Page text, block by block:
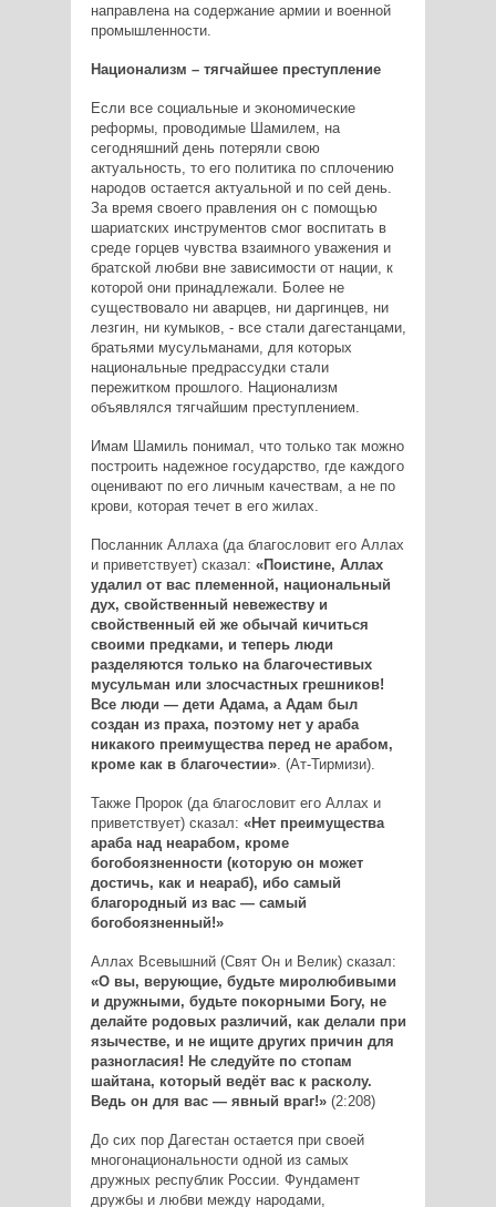
направлена на содержание армии и военной
промышленности.
Национализм – тягчайшее преступление
Если все социальные и экономические
реформы, проводимые Шамилем, на
сегодняшний день потеряли свою
актуальность, то его политика по сплочению
народов остается актуальной и по сей день.
За время своего правления он с помощью
шариатских инструментов смог воспитать в
среде горцев чувства взаимного уважения и
братской любви вне зависимости от нации, к
которой они принадлежали. Более не
существовало ни аварцев, ни даргинцев, ни
лезгин, ни кумыков, - все стали дагестанцами,
братьями мусульманами, для которых
национальные предрассудки стали
пережитком прошлого. Национализм
объявлялся тягчайшим преступлением.
Имам Шамиль понимал, что только так можно
построить надежное государство, где каждого
оценивают по его личным качествам, а не по
крови, которая течет в его жилах.
Посланник Аллаха (да благословит его Аллах
и приветствует) сказал: «Поистине, Аллах
удалил от вас племенной, национальный
дух, свойственный невежеству и
свойственный ей же обычай кичиться
своими предками, и теперь люди
разделяются только на благочестивых
мусульман или злосчастных грешников!
Все люди — дети Адама, а Адам был
создан из праха, поэтому нет у араба
никакого преимущества перед не арабом,
кроме как в благочестии». (Ат-Тирмизи).
Также Пророк (да благословит его Аллах и
приветствует) сказал: «Нет преимущества
араба над неарабом, кроме
богобоязненности (которую он может
достичь, как и неараб), ибо самый
благородный из вас — самый
богобоязненный!»
Аллах Всевышний (Свят Он и Велик) сказал:
«О вы, верующие, будьте миролюбивыми
и дружными, будьте покорными Богу, не
делайте родовых различий, как делали при
язычестве, и не ищите других причин для
разногласия! Не следуйте по стопам
шайтана, который ведёт вас к расколу.
Ведь он для вас — явный враг!»(2:208)
До сих пор Дагестан остается при своей
многонациональности одной из самых
дружных республик России. Фундамент
дружбы и любви между народами,